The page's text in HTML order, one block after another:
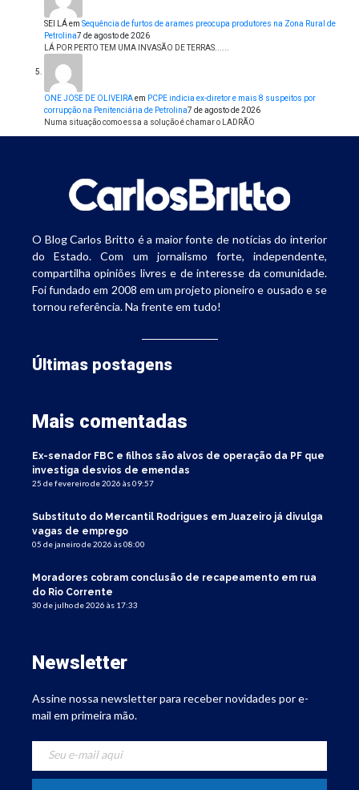
SEI LÁem Sequência de furtos de arames preocupa produtores na Zona Rural de
Petrolina7 de agosto de 2026
LÁ POR PERTO TEM UMA INVASÃO DE TERRAS......
ONE JOSE DE OLIVEIRAem PCPE indicia ex-diretor e mais 8 suspeitos por
corrupção na Penitenciária de Petrolina7 de agosto de 2026
Numa situação como essa a solução é chamar o LADRÃO
O Blog Carlos Britto é a maior fonte de notícias do interior
do Estado. Com um jornalismo forte, independente,
compartilha opiniões livres e de interesse da comunidade.
Foi fundado em 2008 em um projeto pioneiro e ousado e se
tornou referência. Na frente em tudo!
Últimas postagens
Mais comentadas
Ex-senador FBC e filhos são alvos de operação da PF que
investiga desvios de emendas
25 de fevereiro de 2026 às 09:57
Substituto do Mercantil Rodrigues em Juazeiro já divulga
vagas de emprego
05 de janeiro de 2026 às 08:00
Moradores cobram conclusão de recapeamento em rua
do Rio Corrente
30 de julho de 2026 às 17:33
Newsletter
Assine nossa newsletter para receber novidades por e-
mail em primeira mão.